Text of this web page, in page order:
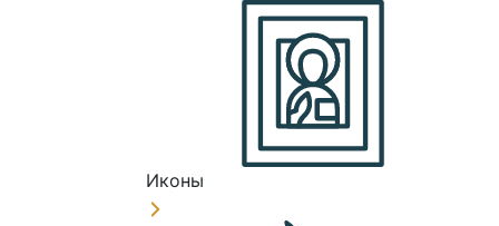
Иконы